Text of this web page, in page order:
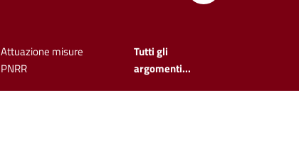
Attuazione misure
PNRR
Tutti gli
argomenti...